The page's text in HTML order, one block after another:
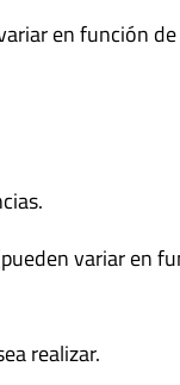
en función
variar en
realizar.